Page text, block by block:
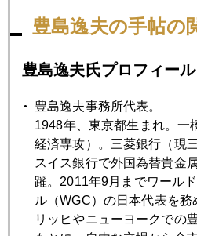
2022年08月31日
ジャクソンホールと「おかえり
2022年08月30日
ジャクソンホールでの黒田発言
豊島逸夫の手帖の
豊島逸夫氏プロフィール
豊島逸夫事務所代表。
1948年、東京都生まれ。一
経済専攻）。三菱銀行（現
スイス銀行で外国為替貴金
躍。2011年9月までワール
ル（WGC）の日本代表を
リッヒやニューヨークでの